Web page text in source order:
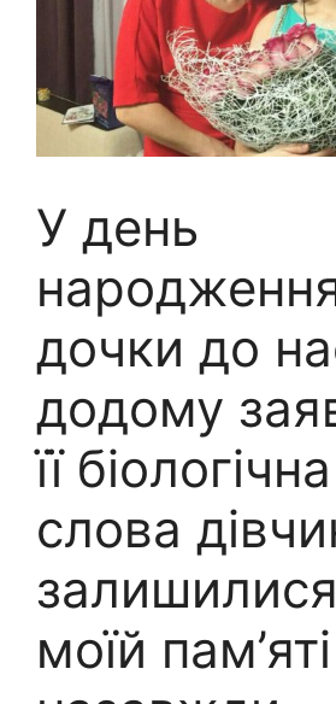
У день
дочки до
додому
її
слова
моїй пам’яті